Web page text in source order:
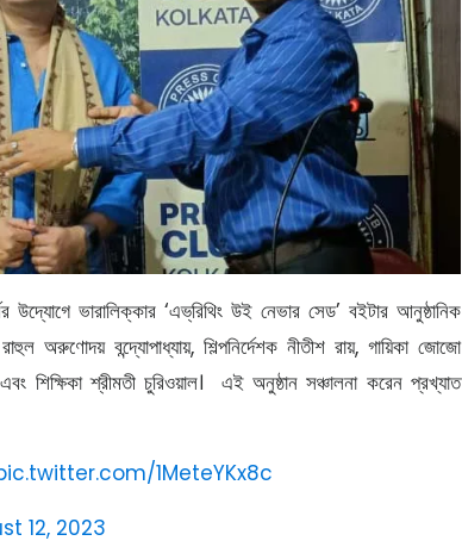
ভারালিক্‌কার ‘এভ্‌রিথিং উই নেভার সেড’ বইটার আনুষ্ঠানিক
অরুণোদয় বন্দ্যোপাধ্যায়, শিল্পনির্দেশক নীতীশ রায়, গায়িকা জোজো
এবং শিক্ষিকা শ্রীমতী চুরিওয়াল। এই অনুষ্ঠান সঞ্চালনা করেন প্রখ্যাত
1MeteYKx8c
12, 2023